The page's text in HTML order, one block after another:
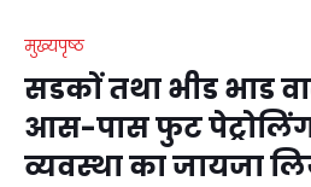
मुख्यपृष्ठ
सडकों तथा भीड भाड
आस-पास फुट
व्यवस्था का जायजा